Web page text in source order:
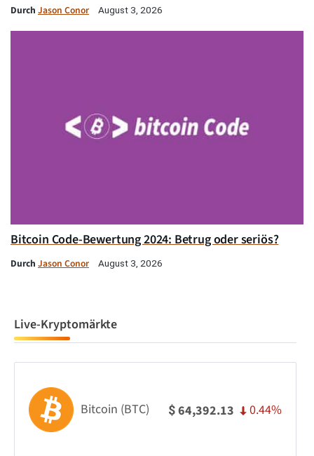
Durch Jason Conor August 3, 2026
Bitcoin Code-Bewertung 2024: Betrug oder seriös?
Durch Jason Conor August 3, 2026
Live-Kryptomärkte
Bitcoin (BTC) $64,392.13 0.44%